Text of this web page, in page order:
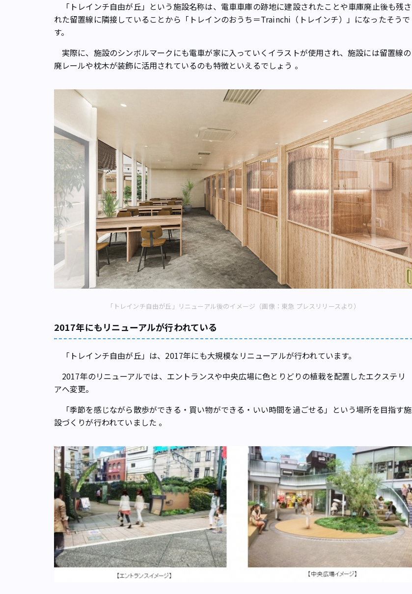
「トレインチ自由が丘」という施設名称は、電車車庫の跡地に建設されたことや車庫廃止後も残さ
れた留置線に隣接していることから「トレインのおうち＝Trainchi（トレインチ）」になったそうで
す。
実際に、施設のシンボルマークにも電車が家に入っていくイラストが使用され、施設には留置線の
廃レールや枕木が装飾に活用されているのも特徴といえるでしょう 。
「トレインチ自由が丘」リニューアル後のイメージ（画像：東急 プレスリリースより）
2017年にもリニューアルが行われている
「トレインチ自由が丘」は、2017年にも大規模なリニューアルが行われています。
2017年のリニューアルでは、エントランスや中央広場に色とりどりの植栽を配置したエクステリ
アへ変更。
「季節を感じながら散歩ができる・買い物ができる・いい時間を過ごせる」という場所を目指す施
設づくりが行われていました 。